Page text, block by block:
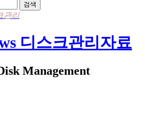
검색
관리
디스크관리자료
Management